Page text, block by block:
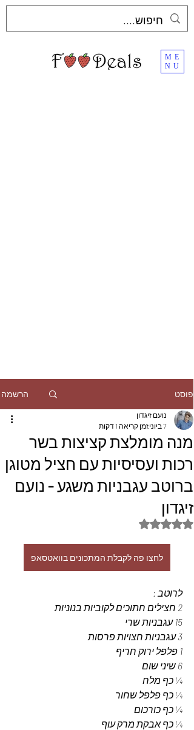
ME
NU
פוסט הרשמה
מנה מומלצת קציצות בשר
רכות ועסיסיות עם חציל מטוגן
ברוטב עגבניות משגע - נועם
זיגדון
נועם זיגדון
7 ביוני
זמן קריאה 1 דקות
דירוג של NaN מתוך 5 כוכבים
לחצו פה לקבלת המתכונים בוואטסאפ
לרוטב :
2 חצילים חתוכים לקוביות בנוניות
15 עגבניות שרי
3 עגבניות חצויות פרסות
1 פלפל ירוק חריף
6 שיני שום
¼ כף מלח
¼ כף פלפל שחור
¼ כף כורכום
¼ כף אבקת מרק עוף